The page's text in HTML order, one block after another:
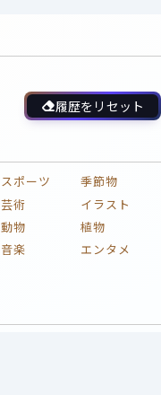
履歴をリセット
スポーツ
季節物
芸術
イラスト
動物
植物
音楽
エンタメ